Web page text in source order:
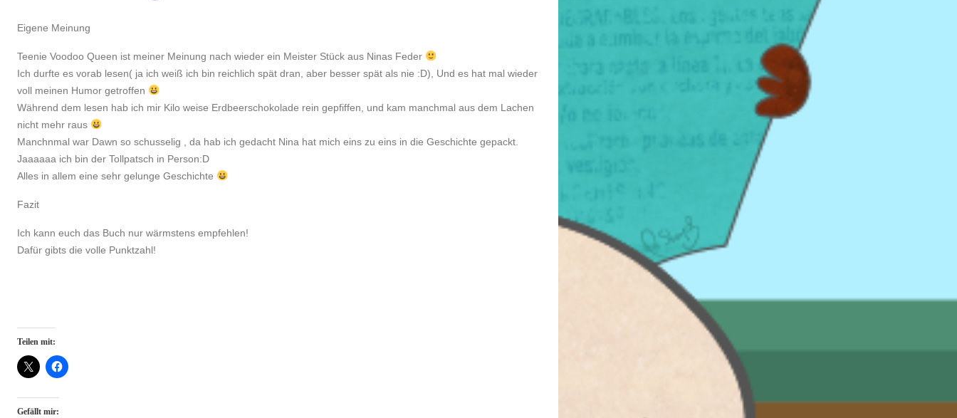
Eigene Meinung
Teenie Voodoo Queen ist meiner Meinung nach wieder ein Meister Stück aus Ninas Feder
Ich durfte es vorab lesen( ja ich weiß ich bin reichlich spät dran, aber besser spät als nie :D), Und es hat mal wieder
voll meinen Humor getroffen
Während dem lesen hab ich mir Kilo weise Erdbeerschokolade rein gepfiffen, und kam manchmal aus dem Lachen
nicht mehr raus
Manchnmal war Dawn so schusselig , da hab ich gedacht Nina hat mich eins zu eins in die Geschichte gepackt.
Jaaaaaa ich bin der Tollpatsch in Person:D
Alles in allem eine sehr gelunge Geschichte
Fazit
Ich kann euch das Buch nur wärmstens empfehlen!
Dafür gibts die volle Punktzahl!
Teilen mit:
Gefällt mir: